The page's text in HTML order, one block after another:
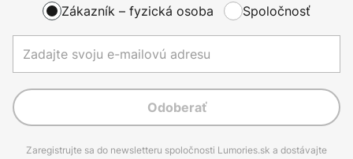
Zákazník – fyzická osoba Spoločnosť
Odoberať
Zaregistrujte sa do newsletteru spoločnosti Lumories.sk a dostávajte